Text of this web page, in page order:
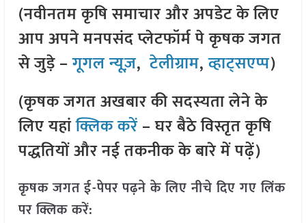
(नवीनतम कृषि समाचार और अपडेट के लिए
आप अपने मनपसंद प्लेटफॉर्म पे कृषक जगत
से जुड़े –गूगल न्यूज़,टेलीग्राम,व्हाट्सएप्प)
(कृषक जगत अखबार की सदस्यता लेने के
लिए यहांक्लिक करें– घर बैठे विस्तृत कृषि
पद्धतियों और नई तकनीक के बारे में पढ़ें)
कृषक जगत ई-पेपर पढ़ने के लिए नीचे दिए गए लिंक
पर क्लिक करें: